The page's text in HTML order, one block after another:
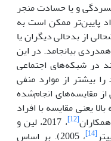
و یا حسادت منجر
پایین‌تر ممکن است به
از بدحالی دیگران یا
بیانجامد. در این
در شبکه‌های اجتماعی
بیشتر از موارد منفی
مقایسه‌های انجام‌شده
یعنی مقایسه با افراد
[12]
، 2017، لین و
[14]
، 2005). بر اساس